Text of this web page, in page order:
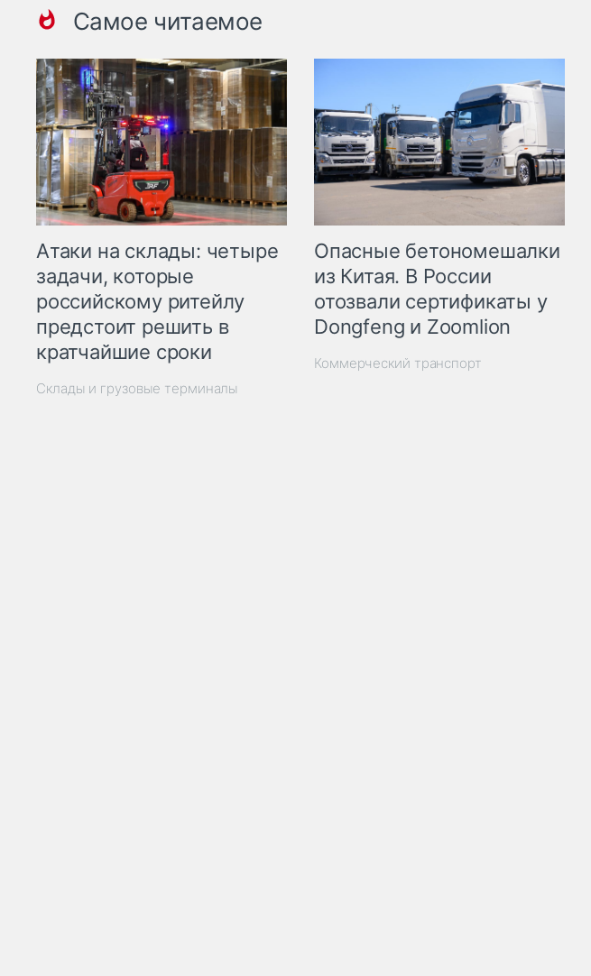
Самое читаемое
Атаки на склады: четыре
задачи, которые
российскому ритейлу
предстоит решить в
кратчайшие сроки
Склады и грузовые терминалы
Опасные бетономешалки
из Китая. В России
отозвали сертификаты у
Dongfeng и Zoomlion
Коммерческий транспорт